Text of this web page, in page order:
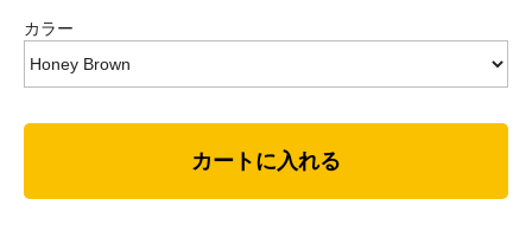
カラー
カートに入れる